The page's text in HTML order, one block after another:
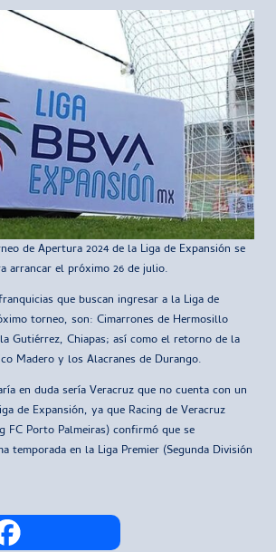
de Apertura 2024 de la Liga de Expansión se
arrancar el próximo 26 de julio.
que buscan ingresar a la Liga de
torneo, son: Cimarrones de Hermosillo
Gutiérrez, Chiapas; así como el retorno de la
Madero y los Alacranes de Durango.
en duda sería Veracruz que no cuenta con un
de Expansión, ya que Racing de Veracruz
FC Porto Palmeiras) confirmó que se
temporada en la Liga Premier (Segunda División